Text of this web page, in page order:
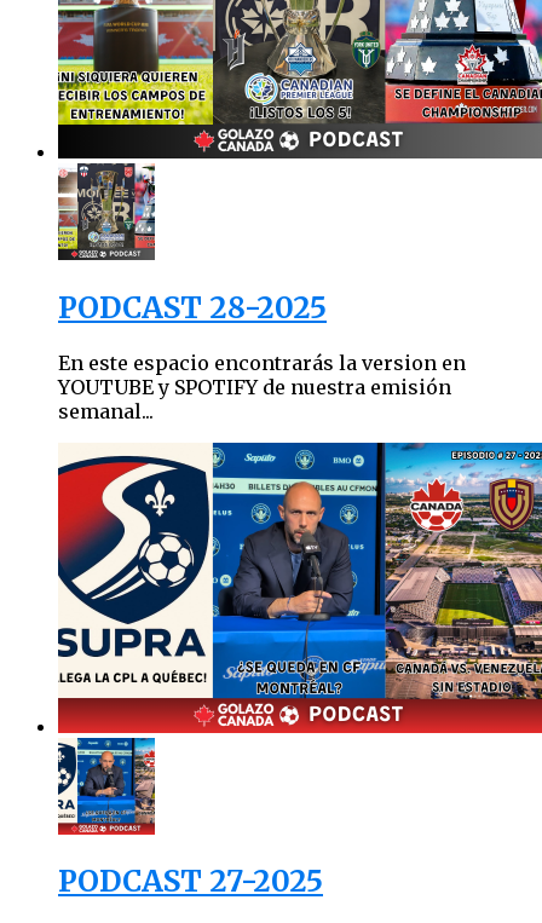
PODCAST 28-2025
En este espacio encontrarás la version en
YOUTUBE y SPOTIFY de nuestra emisión
semanal...
PODCAST 27-2025